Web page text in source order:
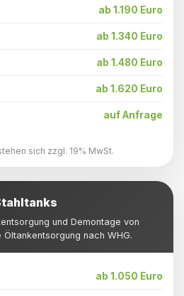
ab 1.190 Euro
ab 1.340 Euro
ab 1.480 Euro
ab 1.620 Euro
auf Anfrage
sich zzgl. 19% MwSt.
und Demontage von
Öltankentsorgung nach WHG.
ab 1.050 Euro